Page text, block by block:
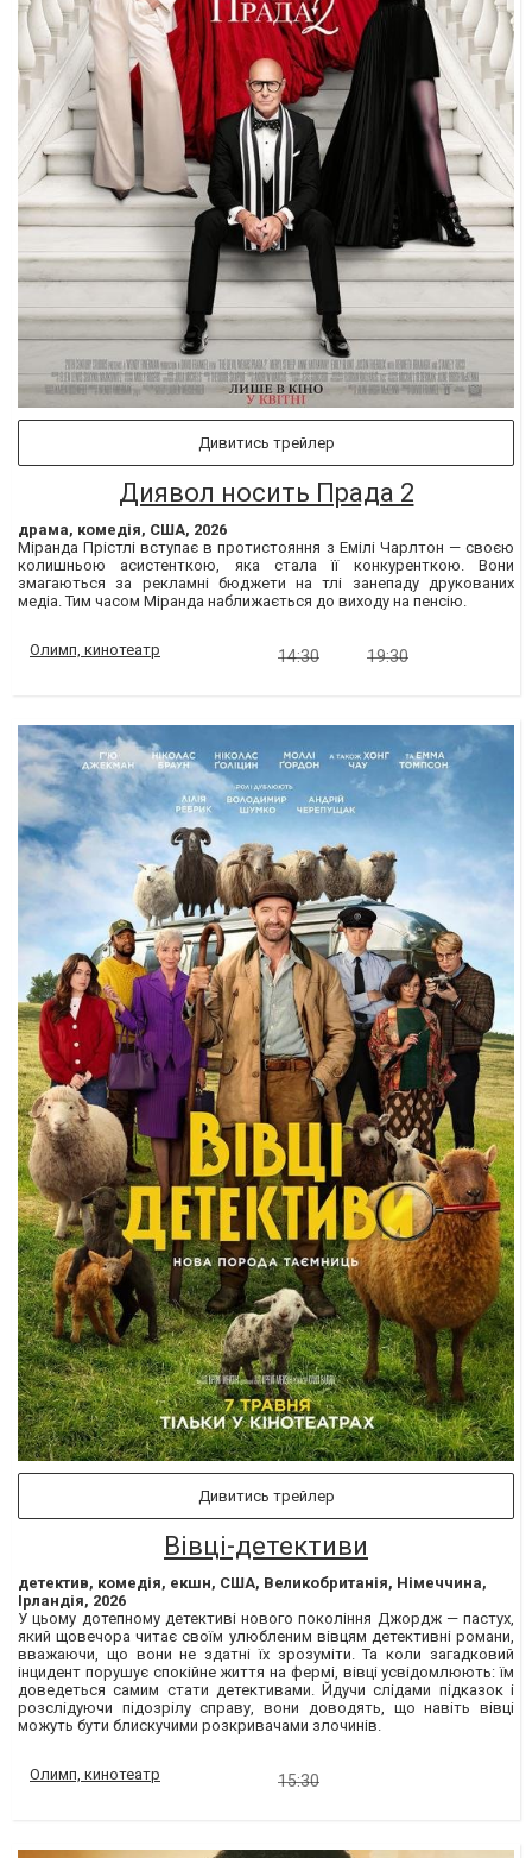
Дивитись трейлер
Диявол носить Прада 2
драма, комедія, США, 2026
Міранда Прістлі вступає в протистояння з Емілі Чарлтон — своєю
колишньою асистенткою, яка стала її конкуренткою. Вони
змагаються за рекламні бюджети на тлі занепаду друкованих
медіа. Тим часом Міранда наближається до виходу на пенсію.
Олимп, кинотеатр 14:30 19:30
Дивитись трейлер
Вівці-детективи
детектив, комедія, екшн, США, Великобританія, Німеччина,
Ірландія, 2026
У цьому дотепному детективі нового покоління Джордж — пастух,
який щовечора читає своїм улюбленим вівцям детективні романи,
вважаючи, що вони не здатні їх зрозуміти. Та коли загадковий
інцидент порушує спокійне життя на фермі, вівці усвідомлюють: їм
доведеться самим стати детективами. Йдучи слідами підказок і
розслідуючи підозрілу справу, вони доводять, що навіть вівці
можуть бути блискучими розкривачами злочинів.
Олимп, кинотеатр 15:30